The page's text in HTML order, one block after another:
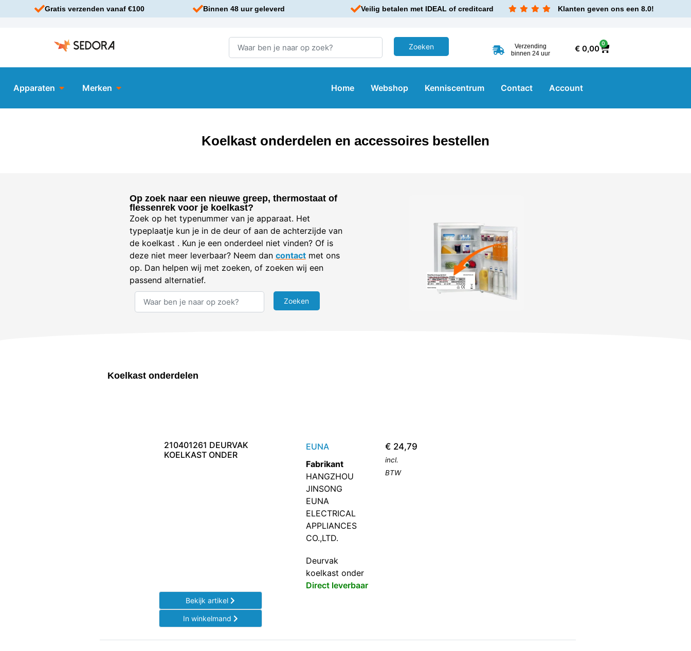
Gratis verzenden vanaf €100 Binnen 48 uur geleverd Veilig betalen met IDEAL of creditcard Klanten geven ons een 8.0!
Verzending
binnen 24 uur
€0,00
0
Apparaten Merken Home Webshop Kenniscentrum Contact Account
Koelkast onderdelen en accessoires bestellen
Op zoek naar een nieuwe greep, thermostaat of
flessenrek voor je koelkast?
Zoek op het typenummer van je apparaat. Het
typeplaatje kun je in de deur of aan de achterzijde van
de koelkast . Kun je een onderdeel niet vinden? Of is
deze niet meer leverbaar? Neem dan contactmet ons
op. Dan helpen wij met zoeken, of zoeken wij een
passend alternatief.
Koelkast onderdelen
210401261 DEURVAK
KOELKAST ONDER
EUNA
Fabrikant
HANGZHOU
JINSONG
EUNA
ELECTRICAL
APPLIANCES
CO.,LTD.
Deurvak
koelkast onder
Direct leverbaar
€ 24,79
incl.
BTW
Bekijk artikel
In winkelmand